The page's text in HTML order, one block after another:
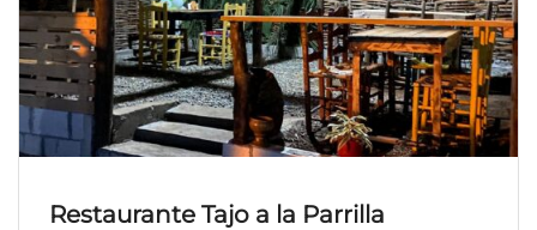
Restaurante Tajo a la Parrilla